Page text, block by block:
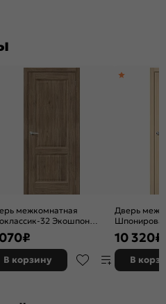
межкомнатная
32 Экошпон
Oak, глухая, кромка
филенчатая
₽
В корзину
Дверь
щитовая
10 320₽
В